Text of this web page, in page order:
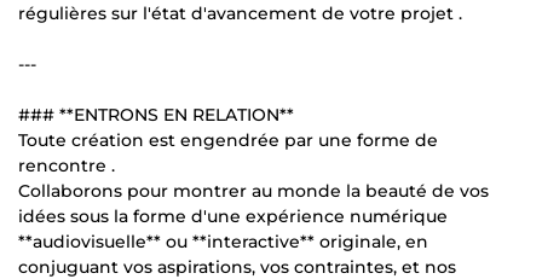
régulières sur l'état d'avancement de votre projet .
---
### **ENTRONS EN RELATION**
Toute création est engendrée par une forme de
rencontre .
Collaborons pour montrer au monde la beauté de vos
idées sous la forme d'une expérience numérique
**audiovisuelle** ou **interactive** originale, en
conjuguant vos aspirations, vos contraintes, et nos